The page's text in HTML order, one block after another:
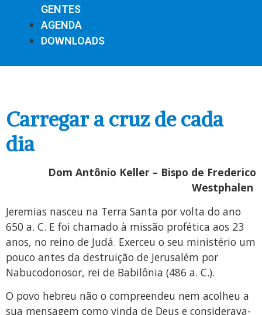
GENTES
AGENDA
DOWNLOADS
Carregar a cruz de cada
dia
Dom Antônio Keller – Bispo de Frederico
Westphalen
Jeremias nasceu na Terra Santa por volta do ano
650 a. C. E foi chamado à missão profética aos 23
anos, no reino de Judá. Exerceu o seu ministério um
pouco antes da destruição de Jerusalém por
Nabucodonosor, rei de Babilônia (486 a. C.).
O povo hebreu não o compreendeu nem acolheu a
sua mensagem como vinda de Deus e considerava-